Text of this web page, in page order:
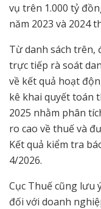
vụ trên 1.000 tỷ
năm 2023 và 2024
Từ danh sách trên,
trực tiếp rà soát
về kết quả hoạt
kê khai quyết toán
2025 nhằm phân
ro cao về thuế và
Kết quả kiểm tra
4/2026.
Cục Thuế cũng lưu
đối với doanh